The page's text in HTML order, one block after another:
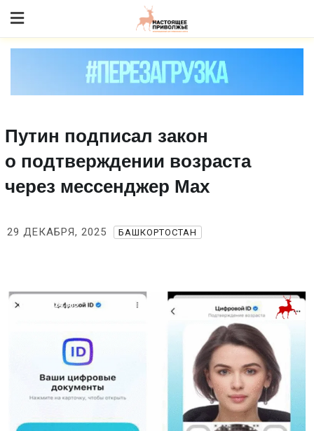
to content
Путин подписал закон
о подтверждении возраста
через мессенджер Max
29 ДЕКАБРЯ, 2025 БАШКОРТОСТАН